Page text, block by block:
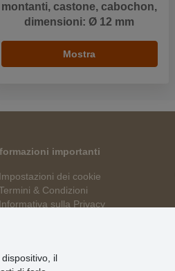
montanti, castone, cabochon,
dimensioni: Ø 12 mm
Mostra
importanti
dei cookie
& Condizioni
sulla Privacy
il